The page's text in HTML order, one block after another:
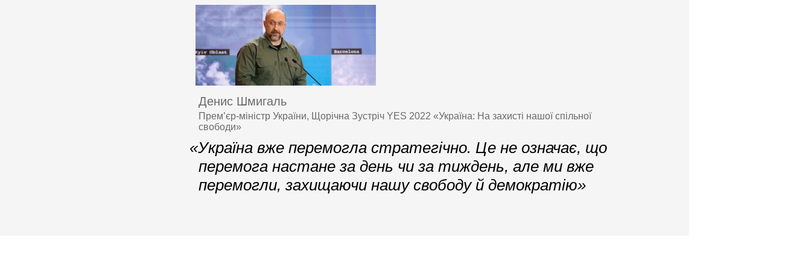
Денис Шмигаль
Прем’єр-міністр України, Щорічна Зустріч YES 2022 «Україна: На захисті нашої спільної
свободи»
«Україна вже перемогла стратегічно. Це не означає, що
перемога настане за день чи за тиждень, але ми вже
перемогли, захищаючи нашу свободу й демократію»